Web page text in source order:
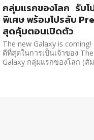
กลุ่มแรกของโลก รับโ
พิเศษ พร้อมโปรลับ
สุดคุ้มตอนเปิดตัว
The new Galaxy is coming!
ดีที่สุดในการเป็นเจ้าของ
Galaxy กลุ่มแรกของโลก (สั